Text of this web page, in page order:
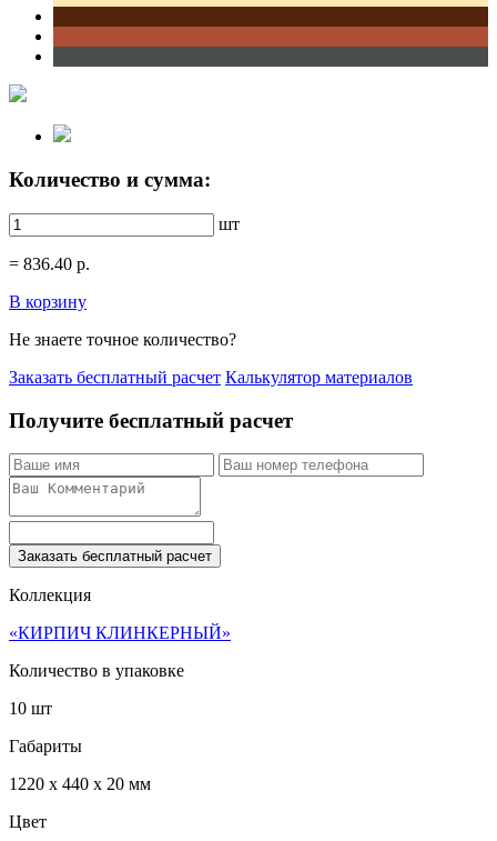
Количество и сумма:
шт
= 836.40 р.
В корзину
Не знаете точное количество?
Заказать бесплатный расчет Калькулятор материалов
Получите бесплатный расчет
Заказать бесплатный расчет
Коллекция
«КИРПИЧ КЛИНКЕРНЫЙ»
Количество в упаковке
10 шт
Габариты
1220 x 440 x 20 мм
Цвет